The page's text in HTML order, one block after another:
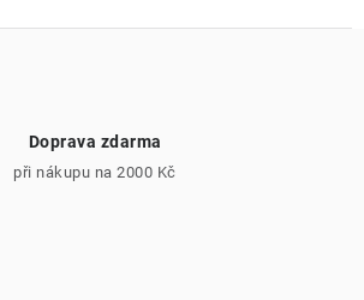
Doprava zdarma
při nákupu na 2000 Kč